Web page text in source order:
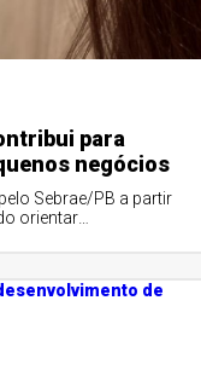
para
negócios
Sebrae/PB a partir
orientar